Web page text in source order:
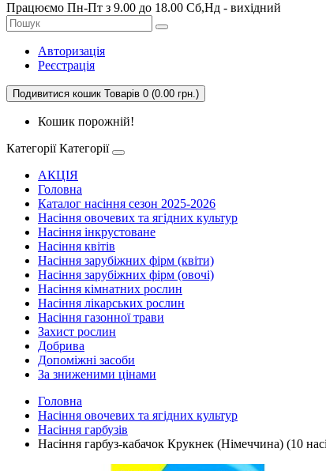
Працюємо Пн-Пт з 9.00 до 18.00 Сб,Нд - вихідний
Авторизація
Реєстрація
Подивитися кошик Товарів 0 (0.00 грн.)
Кошик порожній!
Категорії Категорії
АКЦІЯ
Головна
Каталог насіння сезон 2025-2026
Насіння овочевих та ягідних культур
Насіння інкрустоване
Насіння квітів
Насіння зарубіжних фірм (квіти)
Насіння зарубіжних фірм (овочі)
Насіння кімнатних рослин
Насіння лікарських рослин
Насіння газонної трави
Захист рослин
Добрива
Допоміжні засоби
За зниженими цінами
Головна
Насіння овочевих та ягідних культур
Насіння гарбузів
Насіння гарбуз-кабачок Крукнек (Німеччина) (10